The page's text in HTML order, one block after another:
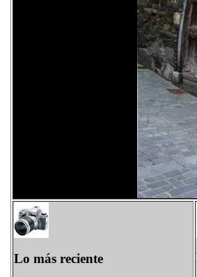
Lo más reciente